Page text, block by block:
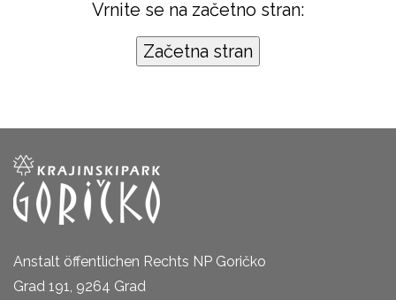
Vrnite se na začetno stran:
Anstalt öffentlichen Rechts NP Goričko
Grad 191, 9264 Grad